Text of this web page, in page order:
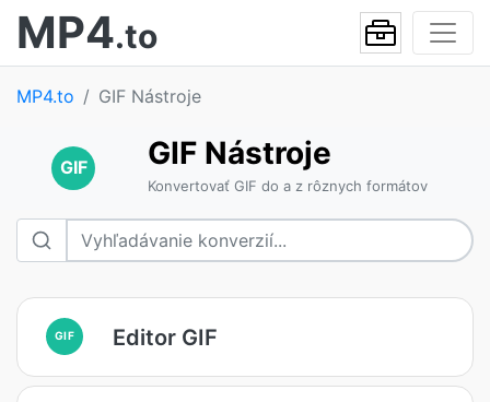
MP4.to
MP4.to GIF Nástroje
GIF GIF Nástroje
Konvertovať GIF do a z rôznych formátov
GIF Editor GIF